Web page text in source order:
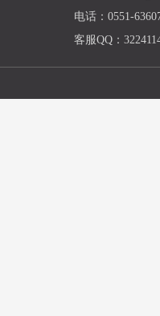
电话：0551-
客服QQ：